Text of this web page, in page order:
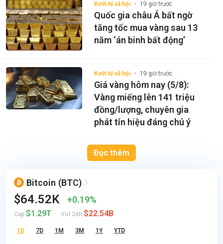
Kinh tế xã hội 19 giờ trước
Quốc gia châu Á bất ngờ
tăng tốc mua vàng sau 13
năm ‘án binh bất động’
Kinh tế xã hội 19 giờ trước
Giá vàng hôm nay (5/8):
Vàng miếng lên 141 triệu
đồng/lượng, chuyên gia
phát tín hiệu đáng chú ý
Đọc thêm
Bitcoin (BTC)
$64.52K 0.19%
Cap $1.29T Vol 24h $22.54B
1D 7D 1M 3M 1Y YTD